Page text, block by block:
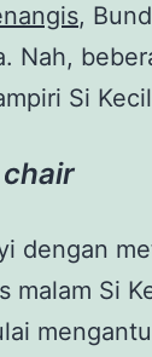
,
Nah,
Si
dengan
malam Si